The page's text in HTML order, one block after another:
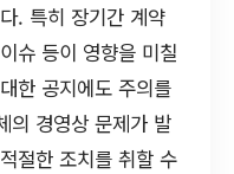
. 특히 장기간 계약
슈 등이 영향을 미칠
한 공지에도 주의를
의 경영상 문제가 발
절한 조치를 취할 수